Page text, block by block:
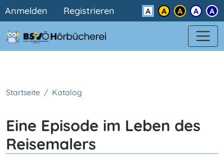
Direkt zum Inhalt
Benutzermenü
Anmelden Registrieren Kontrast
Startseite Katalog
Eine Episode im Leben des
Reisemalers